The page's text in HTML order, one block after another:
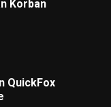
Korban
QuickFox